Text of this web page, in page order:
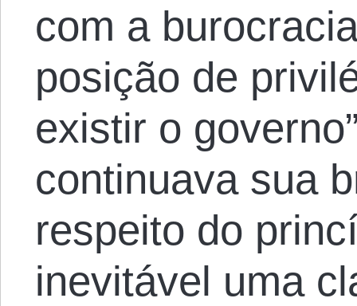
com a
posição de
existir o
continuava sua
respeito do
inevitável uma